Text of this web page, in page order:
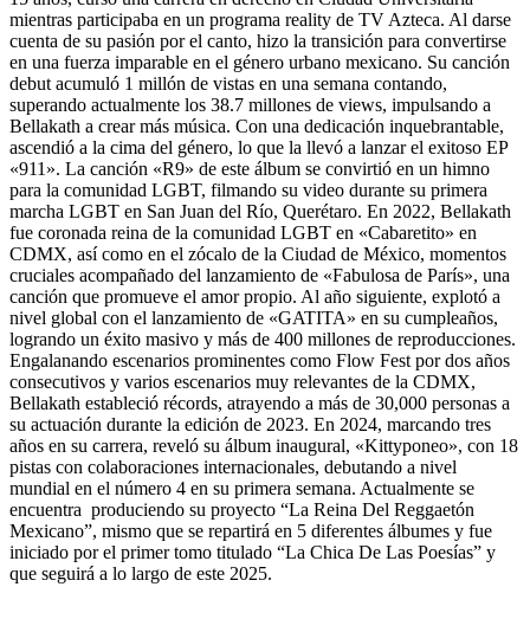
mientras participaba en un programa reality de TV Azteca. Al darse
cuenta de su pasión por el canto, hizo la transición para convertirse
en una fuerza imparable en el género urbano mexicano. Su canción
debut acumuló 1 millón de vistas en una semana contando,
superando actualmente los 38.7 millones de views, impulsando a
Bellakath a crear más música. Con una dedicación inquebrantable,
ascendió a la cima del género, lo que la llevó a lanzar el exitoso EP
«911». La canción «R9» de este álbum se convirtió en un himno
para la comunidad LGBT, filmando su video durante su primera
marcha LGBT en San Juan del Río, Querétaro. En 2022, Bellakath
fue coronada reina de la comunidad LGBT en «Cabaretito» en
CDMX, así como en el zócalo de la Ciudad de México, momentos
cruciales acompañado del lanzamiento de «Fabulosa de París», una
canción que promueve el amor propio. Al año siguiente, explotó a
nivel global con el lanzamiento de «GATITA» en su cumpleaños,
logrando un éxito masivo y más de 400 millones de reproducciones.
Engalanando escenarios prominentes como Flow Fest por dos años
consecutivos y varios escenarios muy relevantes de la CDMX,
Bellakath estableció récords, atrayendo a más de 30,000 personas a
su actuación durante la edición de 2023. En 2024, marcando tres
años en su carrera, reveló su álbum inaugural, «Kittyponeo», con 18
pistas con colaboraciones internacionales, debutando a nivel
mundial en el número 4 en su primera semana. Actualmente se
encuentra produciendo su proyecto “La Reina Del Reggaetón
Mexicano”, mismo que se repartirá en 5 diferentes álbumes y fue
iniciado por el primer tomo titulado “La Chica De Las Poesías” y
que seguirá a lo largo de este 2025.